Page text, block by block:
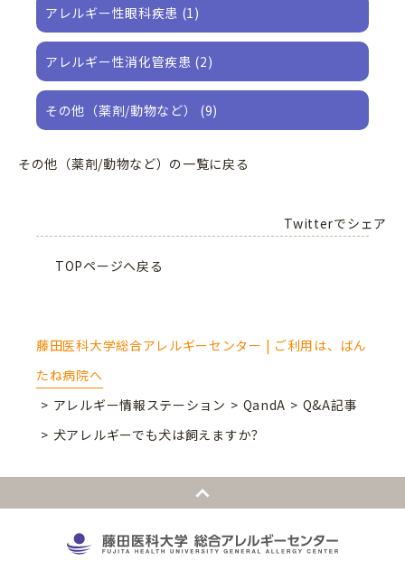
アレルギー性眼科疾患 (1)
アレルギー性消化管疾患 (2)
その他（薬剤/動物など） (9)
その他（薬剤/動物など）の一覧に戻る
Twitterでシェア
TOPページへ戻る
藤田医科大学総合アレルギーセンター | ご利用は、ばん
たね病院へ
アレルギー情報ステーション
QandA
Q&A記事
犬アレルギーでも犬は飼えますか？